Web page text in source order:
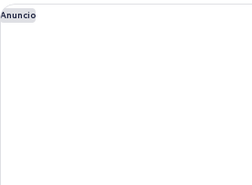
Suite)
size
y
Anuncio
Hilton Vacation Club Bent Creek